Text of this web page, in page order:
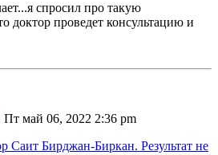
спросил про такую
доктор проведет консультацию и
Пт май 06, 2022 2:36 pm
Саит Бирджан-Биркан. Результат не